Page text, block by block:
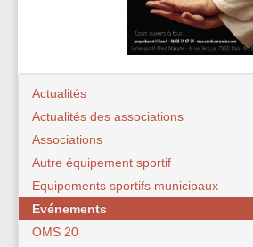
Actualités
Actualités des associations
Associations
Autre équipement sportif
Equipements sportifs municipaux
Evénements
OMS 20